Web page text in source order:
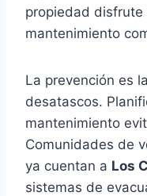
propiedad
mantenimiento
La prevención es
desatascos.
mantenimiento
Comunidades de
ya cuentan a Los
sistemas de